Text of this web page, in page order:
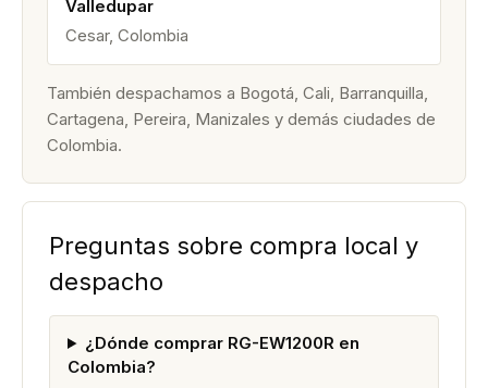
Valledupar
Cesar, Colombia
También despachamos a Bogotá, Cali, Barranquilla,
Cartagena, Pereira, Manizales y demás ciudades de
Colombia.
Preguntas sobre compra local y
despacho
¿Dónde comprar RG-EW1200R en
Colombia?